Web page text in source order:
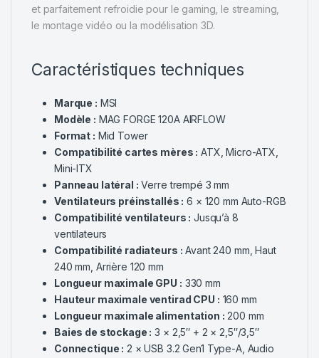
et parfaitement refroidie pour le gaming, le streaming,
le montage vidéo ou la modélisation 3D.
Caractéristiques techniques
Marque : MSI
Modèle : MAG FORGE 120A AIRFLOW
Format : Mid Tower
Compatibilité cartes mères : ATX, Micro-ATX,
Mini-ITX
Panneau latéral : Verre trempé 3 mm
Ventilateurs préinstallés : 6 × 120 mm Auto-RGB
Compatibilité ventilateurs : Jusqu’à 8
ventilateurs
Compatibilité radiateurs : Avant 240 mm, Haut
240 mm, Arrière 120 mm
Longueur maximale GPU : 330 mm
Hauteur maximale ventirad CPU : 160 mm
Longueur maximale alimentation : 200 mm
Baies de stockage : 3 × 2,5″ + 2 × 2,5″/3,5″
Connectique : 2 × USB 3.2 Gen1 Type-A, Audio